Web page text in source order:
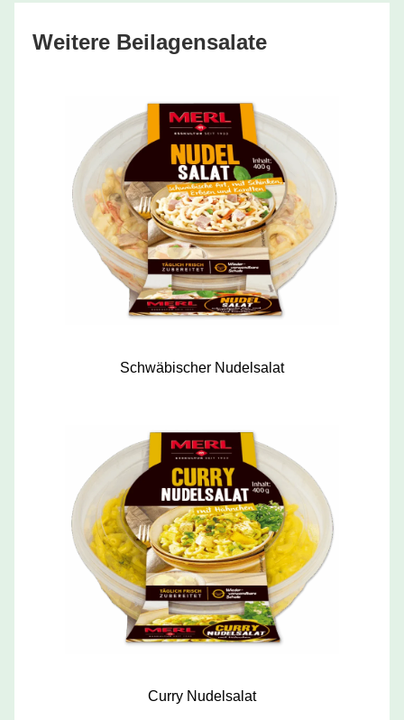
Weitere Beilagensalate
Schwäbischer Nudelsalat
Curry Nudelsalat